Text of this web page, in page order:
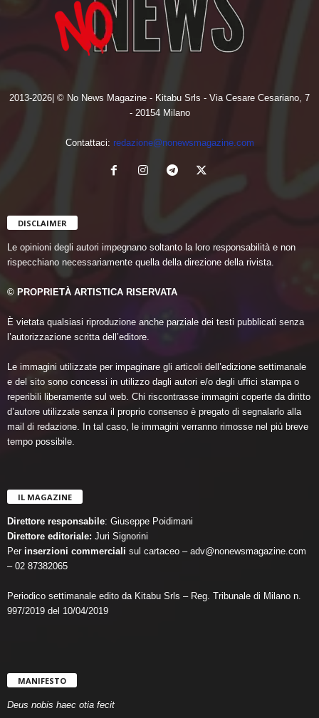
2013-2026| © No News Magazine - Kitabu Srls - Via Cesare Cesariano, 7
- 20154 Milano
Contattaci: redazione@nonewsmagazine.com
DISCLAIMER
Le opinioni degli autori impegnano soltanto la loro responsabilità e non
rispecchiano necessariamente quella della direzione della rivista.
© PROPRIETÀ ARTISTICA RISERVATA
È vietata qualsiasi riproduzione anche parziale dei testi pubblicati senza
l’autorizzazione scritta dell’editore.
Le immagini utilizzate per impaginare gli articoli dell’edizione settimanale
e del sito sono concessi in utilizzo dagli autori e/o degli uffici stampa o
reperibili liberamente sul web. Chi riscontrasse immagini coperte da diritto
d’autore utilizzate senza il proprio consenso è pregato di segnalarlo alla
mail di redazione. In tal caso, le immagini verranno rimosse nel più breve
tempo possibile.
IL MAGAZINE
Direttore responsabile: Giuseppe Poidimani
Direttore editoriale: Juri Signorini
Per inserzioni commerciali sul cartaceo – adv@nonewsmagazine.com
– 02 87382065
Periodico settimanale edito da Kitabu Srls – Reg. Tribunale di Milano n.
997/2019 del 10/04/2019
MANIFESTO
Deus nobis haec otia fecit